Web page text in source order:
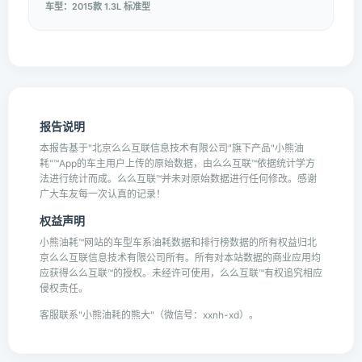
车型：2015款 1.3L 标准型
报告说明
本报告基于"北京么么互联信息技术有限公司"旗下产品"小熊油
耗"™App的车主用户上传的原始数据，由么么互联™依据统计学方
法进行统计而成。么么互联™并未对原始数据进行任何修改。感谢
广大车友每一次认真的记录！
权益声明
小熊油耗™网站的车型车系油耗数据和排行榜数据的所有权益归北
京么么互联信息技术有限公司所有。所有对本站数据的商业应用均
应获得么么互联™的授权。未经许可使用，么么互联™有权追究相应
侵权责任。
客服联系"小熊油耗的熊大"（微信号：xxnh-xd）。